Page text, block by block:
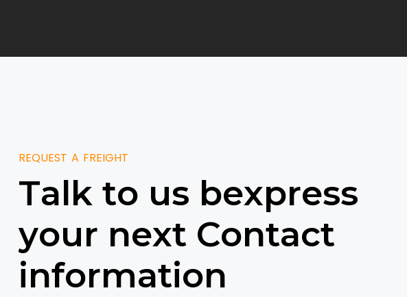
REQUEST A FREIGHT
Talk to us bexpress
your next Contact
information